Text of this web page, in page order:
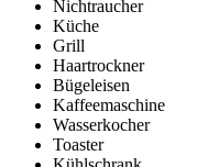
Nichtraucher
Küche
Grill
Haartrockner
Bügeleisen
Kaffeemaschine
Wasserkocher
Toaster